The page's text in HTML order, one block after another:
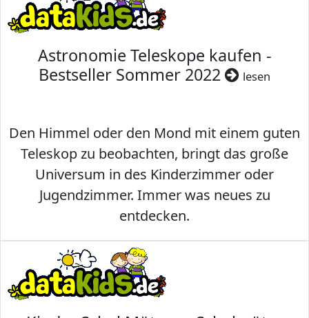
Astronomie Teleskope kaufen -
Bestseller Sommer 2022
lesen
Den Himmel oder den Mond mit einem guten
Teleskop zu beobachten, bringt das große
Universum in des Kinderzimmer oder
Jugendzimmer. Immer was neues zu
entdecken.